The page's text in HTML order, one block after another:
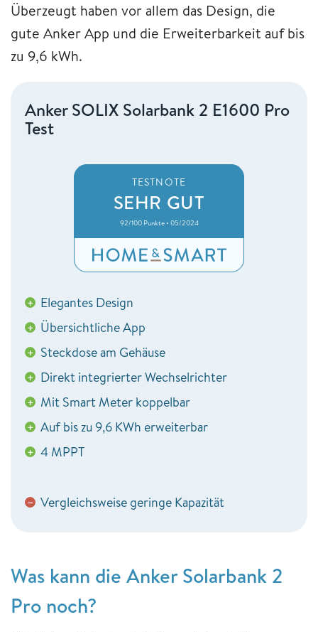
Überzeugt haben vor allem das Design, die
gute Anker App und die Erweiterbarkeit auf bis
zu 9,6 kWh.
Anker SOLIX Solarbank 2 E1600 Pro
Test
TESTNOTE
SEHR GUT
92/100 Punkte • 05/2024
+ Elegantes Design
+ Übersichtliche App
+ Steckdose am Gehäuse
+ Direkt integrierter Wechselrichter
+ Mit Smart Meter koppelbar
+ Auf bis zu 9,6 KWh erweiterbar
+ 4 MPPT
− Vergleichsweise geringe Kapazität
Was kann die Anker Solarbank 2
Pro noch?